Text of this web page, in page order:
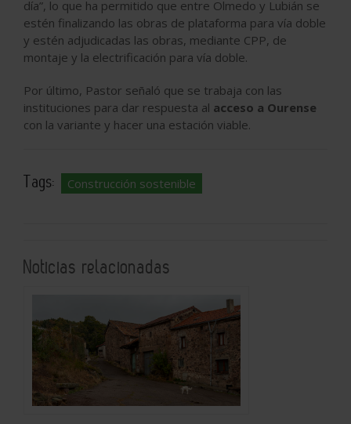
día”, lo que ha permitido que entre Olmedo y Lubián se
estén finalizando las obras de plataforma para vía doble
y estén adjudicadas las obras, mediante CPP, de
montaje y la electrificación para vía doble.
Por último, Pastor señaló que se trabaja con las
instituciones para dar respuesta al acceso a Ourense
con la variante y hacer una estación viable.
Tags: Construcción sostenible
Noticias relacionadas